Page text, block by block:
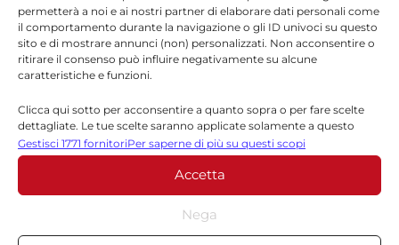
permetterà a noi e ai nostri partner di elaborare dati personali come
il comportamento durante la navigazione o gli ID univoci su questo
sito e di mostrare annunci (non) personalizzati. Non acconsentire o
ritirare il consenso può influire negativamente su alcune
caratteristiche e funzioni.
Clicca qui sotto per acconsentire a quanto sopra o per fare scelte
dettagliate. Le tue scelte saranno applicate solamente a questo
sito. È possibile modificare le impostazioni in qualsiasi momento,
compreso il ritiro del consenso, utilizzando i pulsanti della Cookie
Policy o cliccando sul pulsante di gestione del consenso nella parte
inferiore dello schermo.
Statistiche
Gestisci 1771 fornitoriPer saperne di più su questi scopi
Accetta
Nega
Sito web